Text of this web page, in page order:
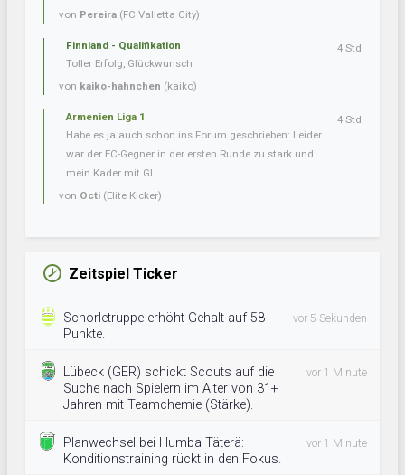
von Pereira (FC Valletta City)
Finnland - Qualifikation
Toller Erfolg, Glückwunsch
von kaiko-hahnchen (kaiko)
4 Std
Armenien Liga 1
Habe es ja auch schon ins Forum geschrieben: Leider
war der EC-Gegner in der ersten Runde zu stark und
mein Kader mit Gl...
von Octi (Elite Kicker)
4 Std
Zeitspiel Ticker
Schorletruppe erhöht Gehalt auf 58
Punkte.
vor 5 Sekunden
Lübeck (GER) schickt Scouts auf die
Suche nach Spielern im Alter von 31+
Jahren mit Teamchemie (Stärke).
vor 1 Minute
Planwechsel bei Humba Täterä:
Konditionstraining rückt in den Fokus.
vor 1 Minute